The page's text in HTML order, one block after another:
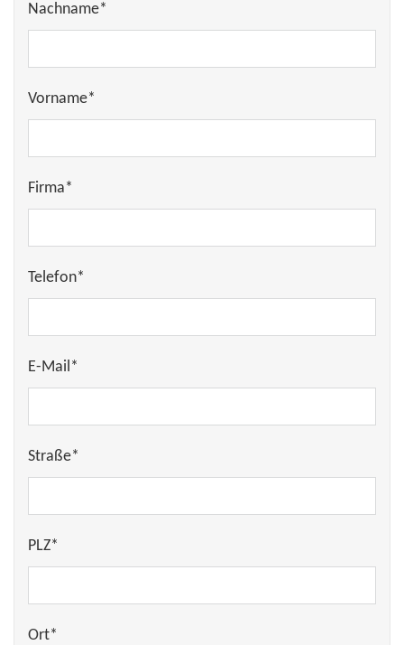
Nachname*
Vorname*
Firma*
Telefon*
E-Mail*
Straße*
PLZ*
Ort*